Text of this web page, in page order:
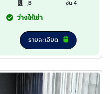
ฺB ชั้น 4
ว่างให้เช่า
รายละเอียด